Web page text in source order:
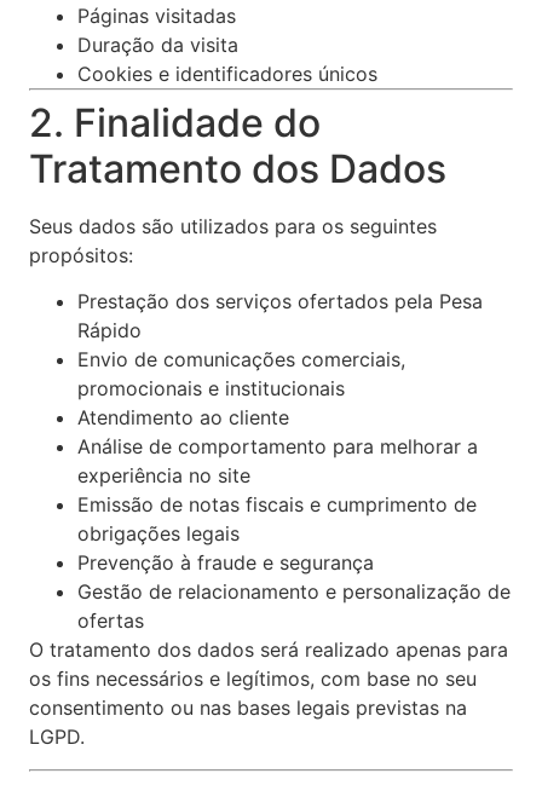
Páginas visitadas
Duração da visita
Cookies e identificadores únicos
2. Finalidade do
Tratamento dos Dados
Seus dados são utilizados para os seguintes
propósitos:
Prestação dos serviços ofertados pela Pesa
Rápido
Envio de comunicações comerciais,
promocionais e institucionais
Atendimento ao cliente
Análise de comportamento para melhorar a
experiência no site
Emissão de notas fiscais e cumprimento de
obrigações legais
Prevenção à fraude e segurança
Gestão de relacionamento e personalização de
ofertas
O tratamento dos dados será realizado apenas para
os fins necessários e legítimos, com base no seu
consentimento ou nas bases legais previstas na
LGPD.